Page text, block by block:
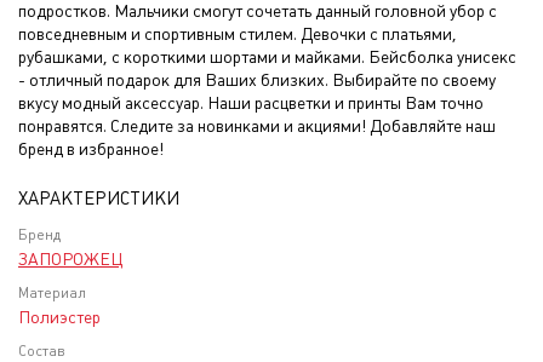
подростков. Мальчики смогут сочетать данный головной убор с
повседневным и спортивным стилем. Девочки с платьями,
рубашками, с короткими шортами и майками. Бейсболка унисекс
- отличный подарок для Ваших близких. Выбирайте по своему
вкусу модный аксессуар. Наши расцветки и принты Вам точно
понравятся. Следите за новинками и акциями! Добавляйте наш
бренд в избранное!
ХАРАКТЕРИСТИКИ
Бренд
ЗАПОРОЖЕЦ
Материал
Полиэстер
Состав